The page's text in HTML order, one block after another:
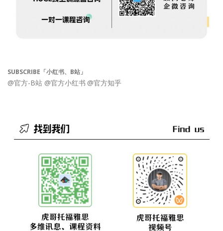
SUBSCRIBE「小红书、B站」
@官方-B站 @官方小红书 @官方知乎